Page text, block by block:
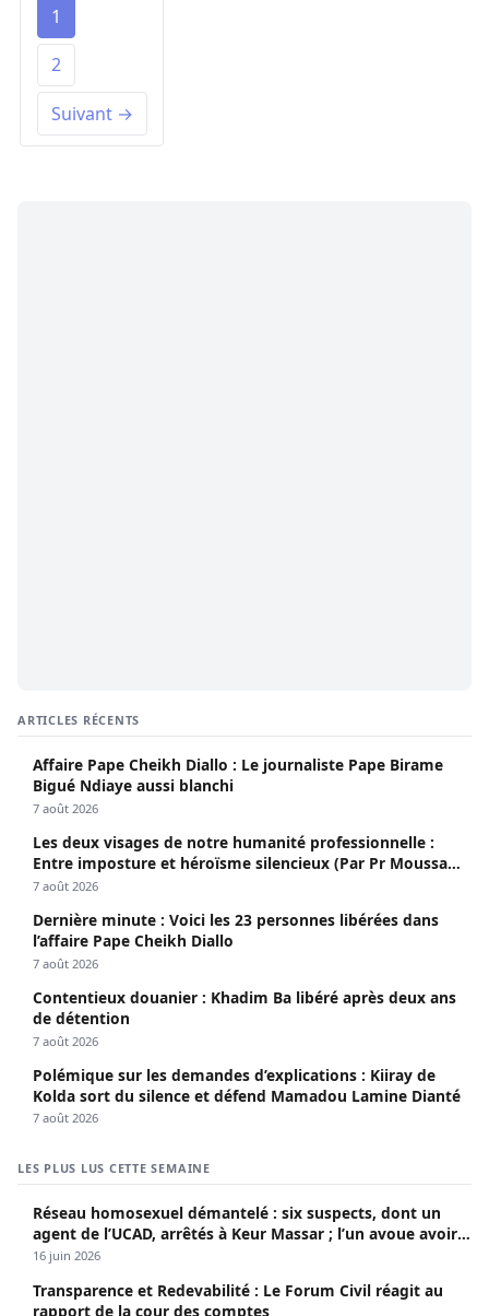
1
2
Suivant →
ARTICLES RÉCENTS
Affaire Pape Cheikh Diallo : Le journaliste Pape Birame
Bigué Ndiaye aussi blanchi
7 août 2026
Les deux visages de notre humanité professionnelle :
Entre imposture et héroïsme silencieux (Par Pr Moussa
Seydi)
7 août 2026
Dernière minute : Voici les 23 personnes libérées dans
l’affaire Pape Cheikh Diallo
7 août 2026
Contentieux douanier : Khadim Ba libéré après deux ans
de détention
7 août 2026
Polémique sur les demandes d’explications : Kiiray de
Kolda sort du silence et défend Mamadou Lamine Dianté
7 août 2026
LES PLUS LUS CETTE SEMAINE
Réseau homosexuel démantelé : six suspects, dont un
agent de l’UCAD, arrêtés à Keur Massar ; l’un avoue avoir
propagé le VIH depuis 2018
16 juin 2026
Transparence et Redevabilité : Le Forum Civil réagit au
rapport de la cour des comptes